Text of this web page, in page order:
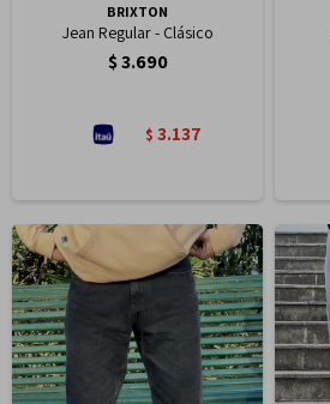
BRIXTON
Jean Regular - Clásico
$3.690
$ 3.137